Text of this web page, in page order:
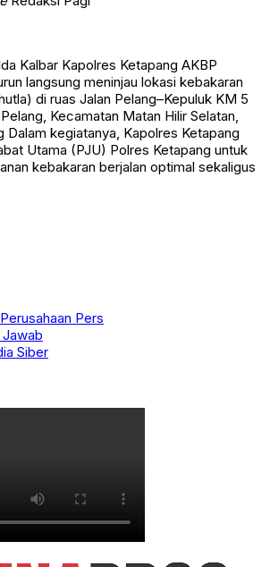
Kalbar Kapolres Ketapang AKBP
langsung meninjau lokasi kebakaran
di ruas Jalan Pelang–Kepuluk KM 5
Kecamatan Matan Hilir Selatan,
Dalam kegiatanya, Kapolres Ketapang
Utama (PJU) Polres Ketapang untuk
kebakaran berjalan optimal sekaligus
Pers
Siber